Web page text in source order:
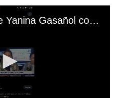
El mal momento de Yanina Gasañol con un hincha argentino en "Subrayado"